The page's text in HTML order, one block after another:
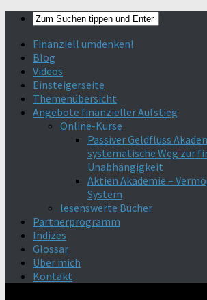
Finanziell umdenken!
Blog
Videos
Einsteigerseite
Themenübersicht
Angebote finanzieller Aufstieg
Online-Kurse
Passiver Geldfluss
systematische Weg zur
Unabhängigkeit
Aktien Akademie –
System
lesenswerte Bücher
Partnerprogramm
Indizes
Glossar
Über mich
Kontakt